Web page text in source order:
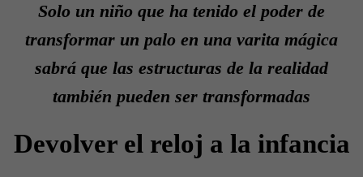
Solo un niño que ha tenido el poder de
transformar un palo en una varita mágica
sabrá que las estructuras de la realidad
también pueden ser transformadas
Devolver el reloj a la infancia